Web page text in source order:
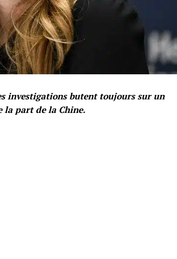
investigations butent toujours sur un
la part de la Chine.